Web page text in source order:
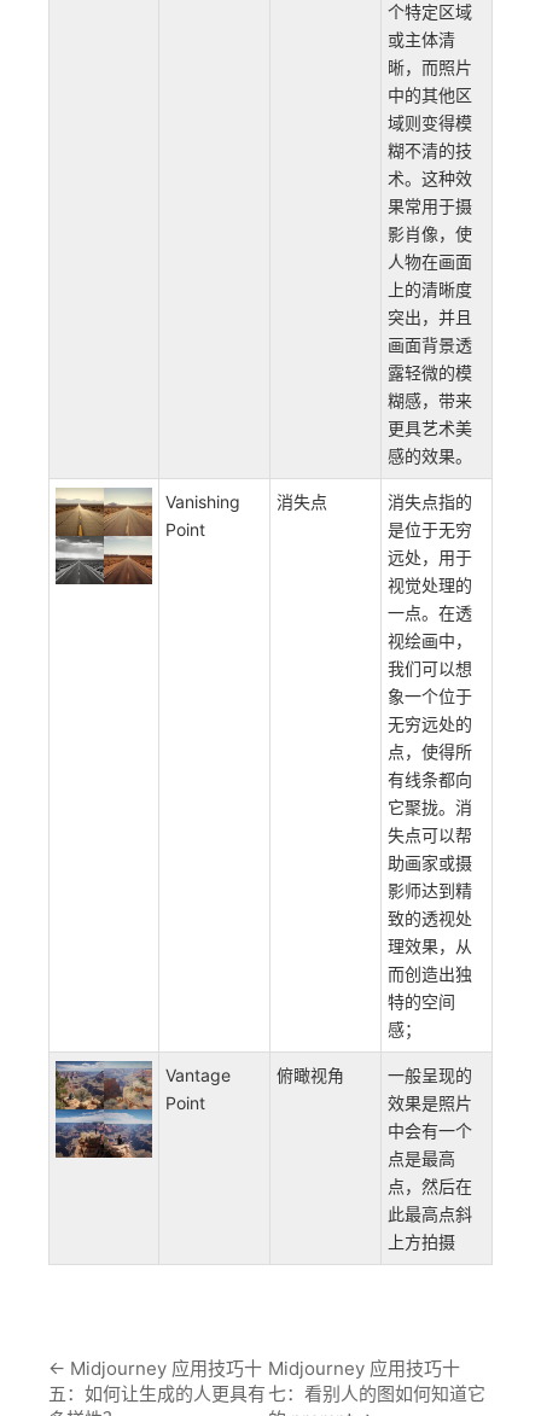
个特定区域
或主体清
晰，而照片
中的其他区
域则变得模
糊不清的技
术。这种效
果常用于摄
影肖像，使
人物在画面
上的清晰度
突出，并且
画面背景透
露轻微的模
糊感，带来
更具艺术美
感的效果。
Vanishing
Point
消失点
消失点指的
是位于无穷
远处，用于
视觉处理的
一点。在透
视绘画中，
我们可以想
象一个位于
无穷远处的
点，使得所
有线条都向
它聚拢。消
失点可以帮
助画家或摄
影师达到精
致的透视处
理效果，从
而创造出独
特的空间
感；
Vantage
Point
俯瞰视角
一般呈现的
效果是照片
中会有一个
点是最高
点，然后在
此最高点斜
上方拍摄
← Midjourney 应用技巧十
五：如何让生成的人更具有
Midjourney 应用技巧十
七：看别人的图如何知道它